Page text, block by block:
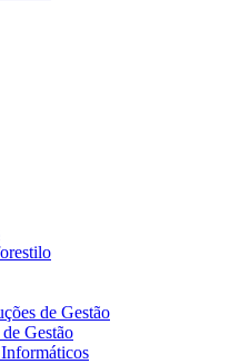
de Gestão
Gestão